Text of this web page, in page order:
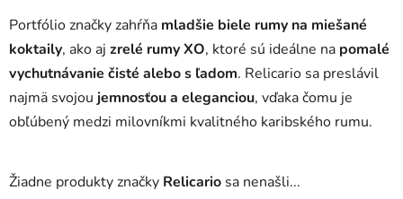
Portfólio značky zahŕňa mladšie biele rumy na miešané
koktaily, ako aj zrelé rumy XO, ktoré sú ideálne na pomalé
vychutnávanie čisté alebo s ľadom. Relicario sa preslávil
najmä svojou jemnosťou a eleganciou, vďaka čomu je
obľúbený medzi milovníkmi kvalitného karibského rumu.
Žiadne produkty značky Relicario sa nenašli...